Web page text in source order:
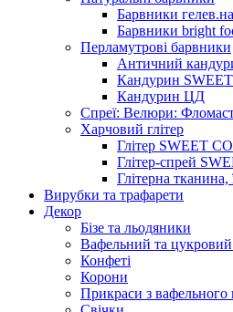
Барвники
Барвники bright
Перламутрові барвники
Античний
Кандурин
Кандурин ЦД
Спреї: Велюри:
Харчовий глітер
Глітер SWEET
Глітер-спрей
Глітерна
Вирубки та трафарети
Декор
Бізе та льодяники
Вафельний та цукровий
Конфеті
Корони
Прикраси з вафельного